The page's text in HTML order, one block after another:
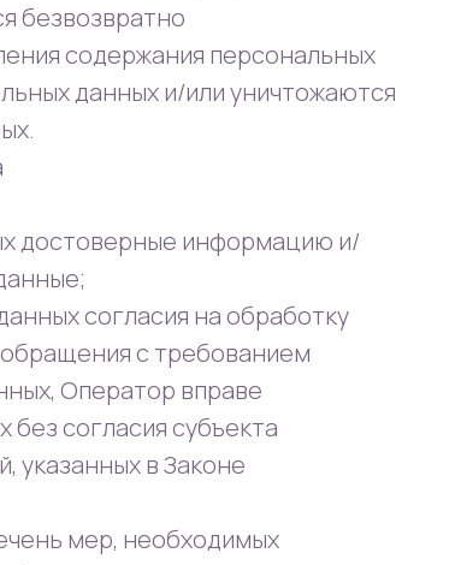
безвозвратно
содержания персональных
данных и/или уничтожаются
достоверные информацию и/
согласия на обработку
с требованием
Оператор вправе
согласия субъекта
указанных в Законе
мер, необходимых